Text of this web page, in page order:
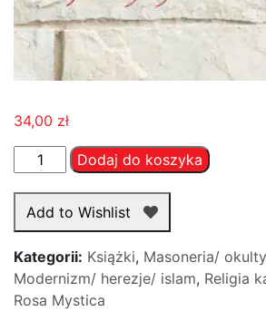
34,00 zł
ilość
KOŚCIÓŁ
ŚWIĘTY
SZATANA
Dodaj do koszyka
Add to Wishlist
Kategorii: Książki, Masoneria/
Modernizm/ herezje/ islam, Religia
Rosa Mystica